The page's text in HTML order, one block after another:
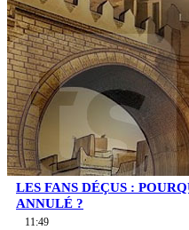
LES FANS DÉÇUS :
ANNULÉ ?
11:49